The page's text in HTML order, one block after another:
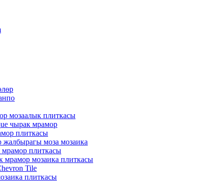
мозаалык плиткасы
чырак мрамор
плиткасы
моза мозаика
мрамор плиткасы
мрамор мозаика плиткасы
Tile
плиткасы